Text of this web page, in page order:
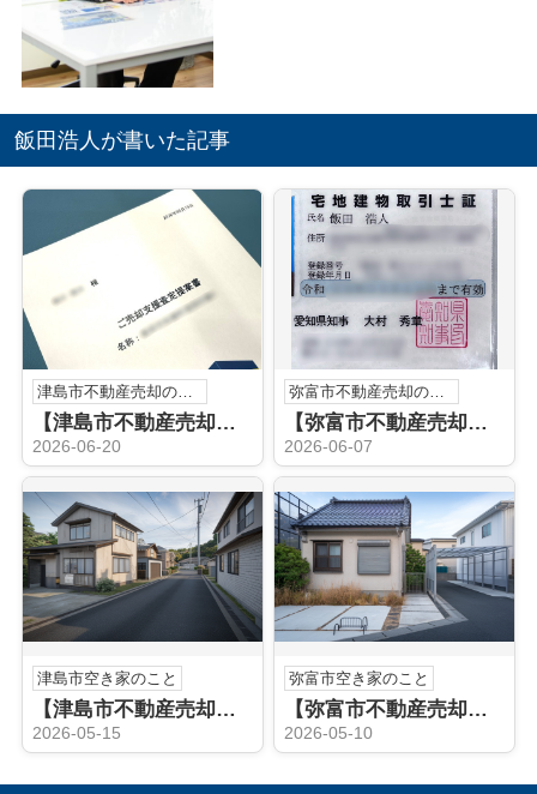
飯田浩人が書いた記事
津島市不動産売却のこと
【津島市不動産売却】不動産売却査定
2026-06-20
【弥富市不動産売却】宅地建物取引士
2026-06-07
津島市空き家のこと
【津島市不動産売却】津島市の空き家売却でお悩みですか？相談の流れと注意点をやさしく解説
2026-05-15
弥富市空き家のこと
【弥富市不動産売却】弥富市の空き家売却はどう進める？方法と流れを分かりやすく解説
2026-05-10